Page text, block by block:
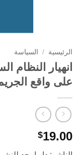
الرئيسية / السياسة
انهيار النظام
على واقع
$19.00